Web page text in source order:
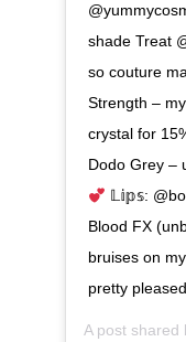
shade Treat
so couture
Strength –
crystal for
Dodo Grey –
𝕃𝕚𝕡𝕤:
Blood FX
bruises on
pretty
A post shared